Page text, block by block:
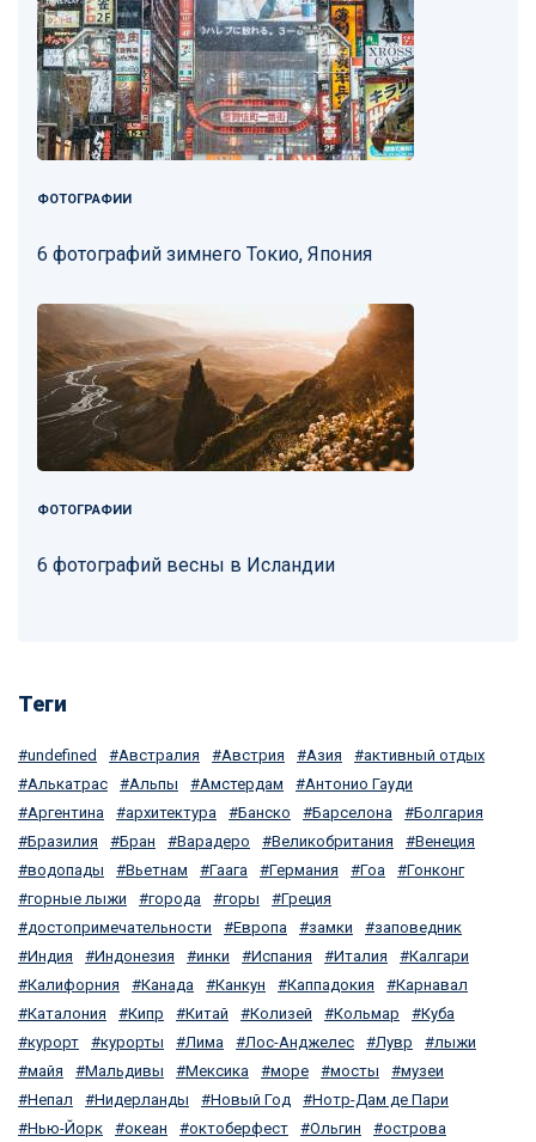
ФОТОГРАФИИ
6 фотографий зимнего Токио, Япония
ФОТОГРАФИИ
6 фотографий весны в Исландии
Теги
undefined Австралия Австрия Азия
активный отдых
Алькатрас
Альпы Амстердам
Антонио Гауди
Аргентина
архитектура Банско Барселона
Болгария
Бразилия
Бран Варадеро Великобритания
Венеция
водопады
Вьетнам Гаага Германия Гоа
Гонконг
горные лыжи
города горы
Греция
достопримечательности
Европа замки
заповедник
Индия
Индонезия инки Испания Италия
Калгари
Калифорния
Канада Канкун Каппадокия
Карнавал
Каталония
Кипр Китай Колизей Кольмар
Куба
курорт
курорты Лима Лос-Анджелес Лувр
лыжи
майя
Мальдивы Мексика море мосты
музеи
Непал
Нидерланды Новый Год
Нотр-Дам де Пари
Нью-Йорк
океан октоберфест Ольгин
острова